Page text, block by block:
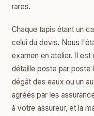
rares.
Chaque tapis étant un
celui du devis. Nous
examen en atelier. Il est
détaille poste par poste
dégât des eaux ou un
agréés par les
à votre assureur, et la